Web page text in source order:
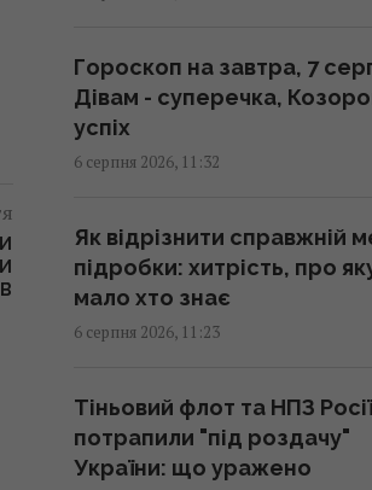
Вийшла найбільш
високооцінена гра 2026
вона коштує дешевше 350
11:40 четвер, 06 серпня 2026
Як позбутися надмірно
допитливої людини
фразою: порада психологів
11:37 четвер, 06 серпня 2026
Розкуповують бензинові
названо найпопулярніші
в Україні
Гороскоп на завтра, 7
Дівам - суперечка,
успіх
6 серпня 2026, 11:32
Як відрізнити справжній
підробки: хитрість, про
мало хто знає
6 серпня 2026, 11:23
Тіньовий флот та НПЗ Росії
потрапили "під роздачу"
України: що уражено